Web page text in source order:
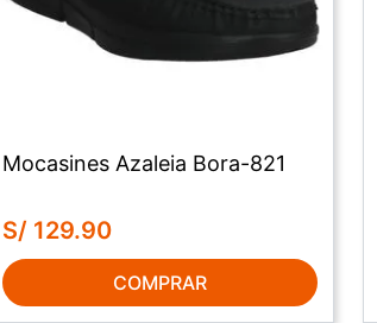
Mocasines Azaleia Bora-821
S/ 129.90
COMPRAR